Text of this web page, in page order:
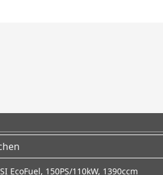
EcoFuel, 150PS/110kW, 1390ccm